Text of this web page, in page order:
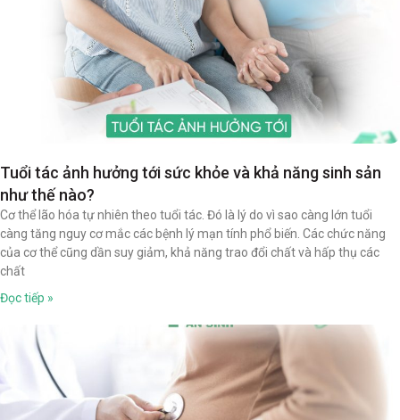
Tuổi tác ảnh hưởng tới sức khỏe và khả năng sinh sản
như thế nào?
Cơ thể lão hóa tự nhiên theo tuổi tác. Đó là lý do vì sao càng lớn tuổi
càng tăng nguy cơ mắc các bệnh lý mạn tính phổ biến. Các chức năng
của cơ thể cũng dần suy giảm, khả năng trao đổi chất và hấp thụ các
chất
Đọc tiếp »